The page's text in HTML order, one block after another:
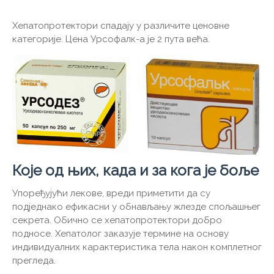
Хепатопротектори спадају у различите ценовне
категорије. Цена Урсофалк-а је 2 пута већа.
Које од њих, када и за кога је боље
Упоређујући лекове, вреди приметити да су
подједнако ефикасни у обнављању жлезде спољашњег
секрета. Обично се хепатопротектори добро
подносе. Хепатолог заказује термине на основу
индивидуалних карактеристика тела након комплетног
прегледа.